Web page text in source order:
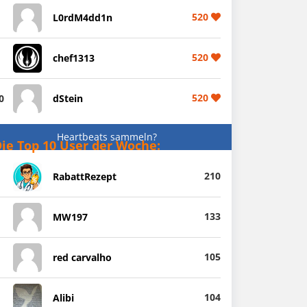
L0rdM4dd1n 520
chef1313 520
dStein 520
Heartbeats sammeln?
Top 10 User der Woche:
RabattRezept 210
MW197 133
red carvalho 105
Alibi 104